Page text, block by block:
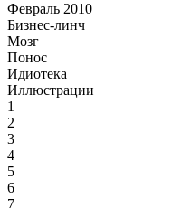
Февраль 2010
Бизнес-линч
Мозг
Понос
Идиотека
Иллюстрации
1
2
3
4
5
6
7